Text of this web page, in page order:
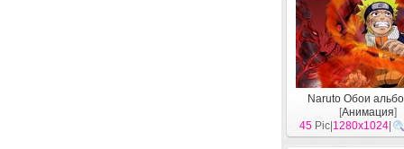
Naruto Обои
[Анимация]
45 Pic| 1280x1024